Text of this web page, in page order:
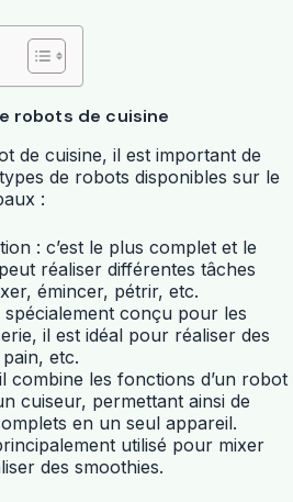
robots de cuisine
de cuisine, il est important de
de robots disponibles sur le
:
: c’est le plus complet et le
réaliser différentes tâches
émincer, pétrir, etc.
conçu pour les
il est idéal pour réaliser des
etc.
combine les fonctions d’un robot
cuiseur, permettant ainsi de
en un seul appareil.
utilisé pour mixer
des smoothies.